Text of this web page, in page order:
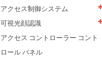
アクセス制御システム
可視光顔認識
アクセス コントローラー コント
ロール パネル